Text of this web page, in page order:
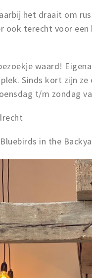
het draait om
ook terecht voor
waard!
Sinds kort zijn
t/m zondag
in the